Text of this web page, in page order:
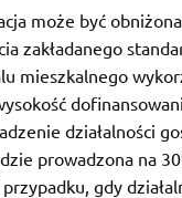
może być
zakładanego
mieszkalnego
działalności
prowadzona na
gdy